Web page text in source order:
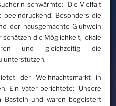
schwärmte: "Die Vielfalt
beeindruckend. Besonders die
der hausgemachte Glühwein
schätzen die Möglichkeit, lokale
und gleichzeitig die
unterstützen.
der Weihnachtsmarkt in
Ein Vater berichtete: "Unsere
Basteln und waren begeistert